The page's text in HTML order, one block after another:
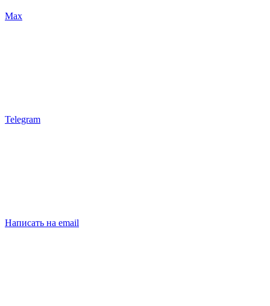
Max
Telegram
Написать на email